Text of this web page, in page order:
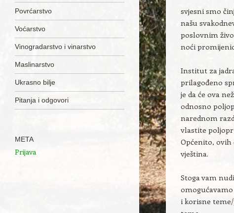
Povrćarstvo
Voćarstvo
Vinogradarstvo i vinarstvo
Maslinarstvo
Ukrasno bilje
Pitanja i odgovori
svjesni smo
našu
poslovnim
noći
Institut za
prilagođeno
je da će ova
odnosno
narednom
vlastite
Općenito, ovih
vještina.
Stoga vam
i korisne
META
Prijava